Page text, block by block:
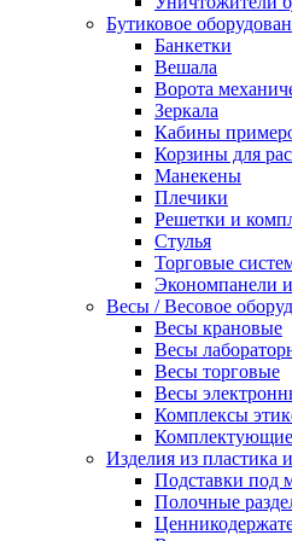
Бутиковое
Банкетки
Вешала
Ворота
Зеркала
Кабины
Корзины для
Манекены
Плечики
Решетки и
Стулья
Торговые
Экономпанели
Весы / Весовое
Весы крановые
Весы
Весы торговые
Весы
Комплексы
Изделия из пластика
Подставки под
Полочные